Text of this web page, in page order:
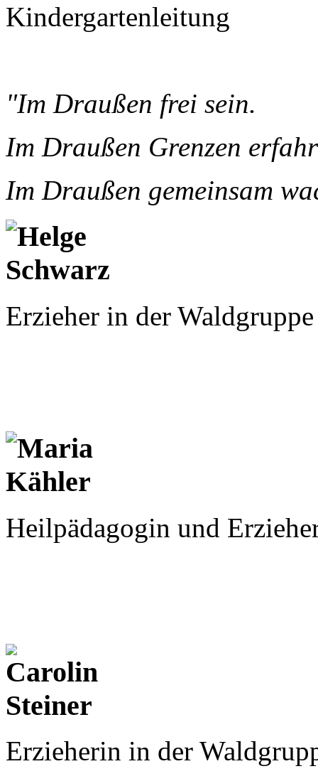
Kindergartenleitung
"Im Draußen frei sein.
Im Draußen Grenzen
Im Draußen gemeinsam
Erzieher in der
Heilpädagogin und
Erzieherin in der